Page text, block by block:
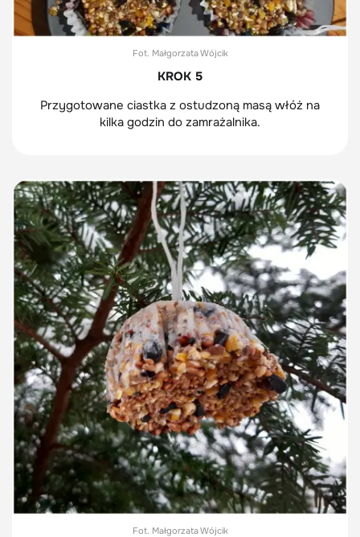
Fot. Małgorzata Wójcik
KROK 5
Przygotowane ciastka z ostudzoną masą włóż na
kilka godzin do zamrażalnika.
Fot. Małgorzata Wójcik